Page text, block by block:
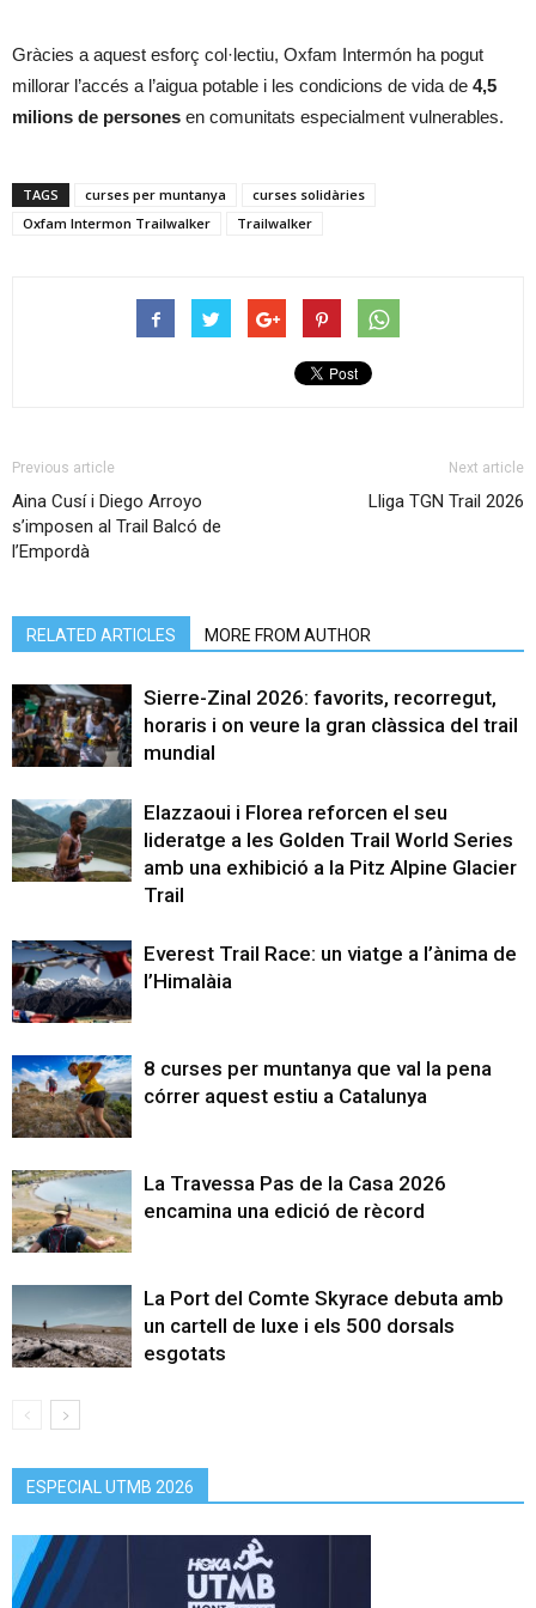
Gràcies a aquest esforç col·lectiu, Oxfam Intermón ha pogut
millorar l’accés a l’aigua potable i les condicions de vida de 4,5
milions de persones en comunitats especialment vulnerables.
TAGS curses per muntanya
curses solidàries
Oxfam Intermon Trailwalker
Trailwalker
Previous article
Aina Cusí i Diego Arroyo
s’imposen al Trail Balcó de
l’Empordà
Next article
Lliga TGN Trail 2026
RELATED ARTICLES MORE FROM AUTHOR
Sierre-Zinal 2026: favorits, recorregut,
horaris i on veure la gran clàssica del trail
mundial
Elazzaoui i Florea reforcen el seu
lideratge a les Golden Trail World Series
amb una exhibició a la Pitz Alpine Glacier
Trail
Everest Trail Race: un viatge a l’ànima de
l’Himalàia
8 curses per muntanya que val la pena
córrer aquest estiu a Catalunya
La Travessa Pas de la Casa 2026
encamina una edició de rècord
La Port del Comte Skyrace debuta amb
un cartell de luxe i els 500 dorsals
esgotats
ESPECIAL UTMB 2026